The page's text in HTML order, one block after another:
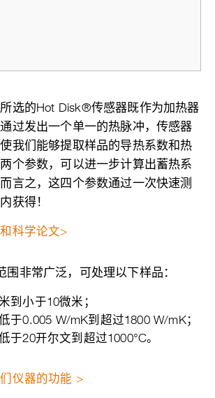
选的Hot Disk®传感器既作为加热器
过发出一个单一的热脉冲，传感器
我们能够提取样品的导热系数和热
个参数，可以进一步计算出蓄热系
言之，这四个参数通过一次快速测
获得！
科学论文>
围非常广泛，可处理以下样品：
到小于10微米；
于0.005 W/mK到超过1800 W/mK；
于20开尔文到超过1000°C。
仪器的功能 >